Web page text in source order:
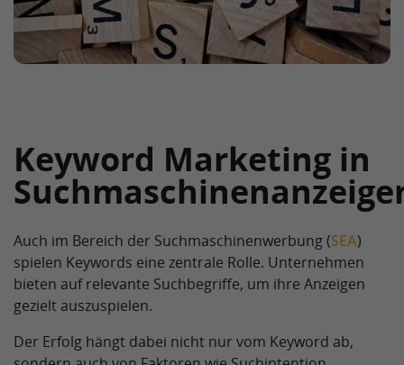
Keyword Marketing in
Auch im Bereich der Suchmaschinenwerbung (SEA)
spielen Keywords eine zentrale Rolle. Unternehmen
bieten auf relevante Suchbegriffe, um ihre Anzeigen
gezielt auszuspielen.
Der Erfolg hängt dabei nicht nur vom Keyword ab,